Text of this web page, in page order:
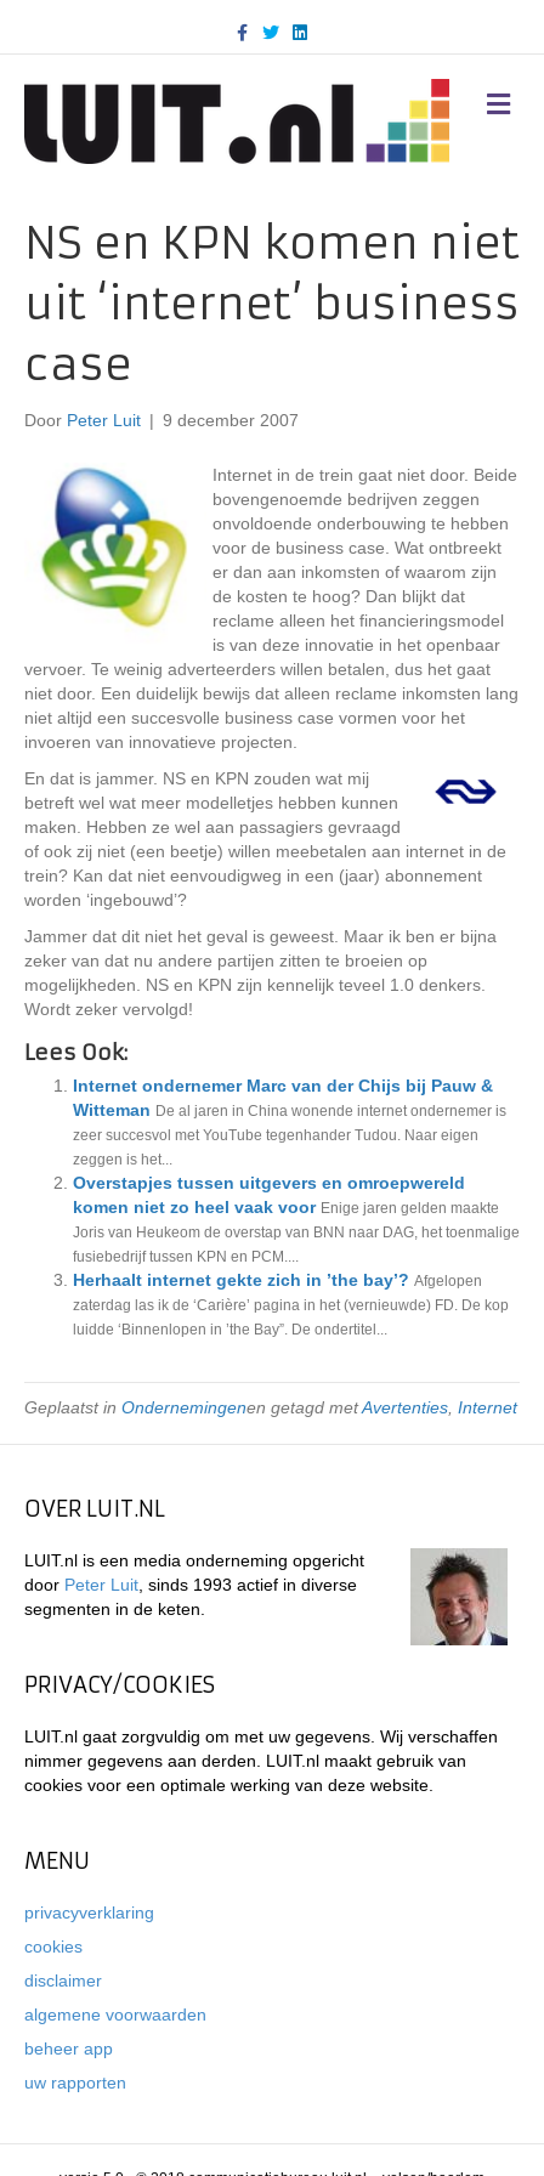
c
k
T
w
i
n
d
M
E
NS en KPN komen niet
uit ‘internet’ business
case
Door Peter Luit | 9 december 2007
Internet in de trein gaat niet door. Beide
bovengenoemde bedrijven zeggen
onvoldoende onderbouwing te hebben
voor de business case. Wat ontbreekt
er dan aan inkomsten of waarom zijn
de kosten te hoog? Dan blijkt dat
reclame alleen het financieringsmodel
is van deze innovatie in het openbaar
vervoer. Te weinig adverteerders willen betalen, dus het gaat
niet door. Een duidelijk bewijs dat alleen reclame inkomsten lang
niet altijd een succesvolle business case vormen voor het
invoeren van innovatieve projecten.
En dat is jammer. NS en KPN zouden wat mij
betreft wel wat meer modelletjes hebben kunnen
maken. Hebben ze wel aan passagiers gevraagd
of ook zij niet (een beetje) willen meebetalen aan internet in de
trein? Kan dat niet eenvoudigweg in een (jaar) abonnement
worden ‘ingebouwd’?
Jammer dat dit niet het geval is geweest. Maar ik ben er bijna
zeker van dat nu andere partijen zitten te broeien op
mogelijkheden. NS en KPN zijn kennelijk teveel 1.0 denkers.
Wordt zeker vervolgd!
Lees Ook:
Internet ondernemer Marc van der Chijs bij Pauw &
Witteman De al jaren in China wonende internet ondernemer is
zeer succesvol met YouTube tegenhander Tudou. Naar eigen
zeggen is het...
Overstapjes tussen uitgevers en omroepwereld
komen niet zo heel vaak voor Enige jaren gelden maakte
Joris van Heukeom de overstap van BNN naar DAG, het toenmalige
fusiebedrijf tussen KPN en PCM....
Herhaalt internet gekte zich in ’the bay’? Afgelopen
zaterdag las ik de ‘Carière’ pagina in het (vernieuwde) FD. De kop
luidde ‘Binnenlopen in ’the Bay”. De ondertitel...
Geplaatst in Ondernemingenen getagd metAvertenties Internet
OVER LUIT.NL
LUIT.nl is een media onderneming opgericht
door Peter Luit , sinds 1993 actief in diverse
segmenten in de keten.
PRIVACY/COOKIES
LUIT.nl gaat zorgvuldig om met uw gegevens. Wij verschaffen
nimmer gegevens aan derden. LUIT.nl maakt gebruik van
cookies voor een optimale werking van deze website.
MENU
privacyverklaring
cookies
disclaimer
algemene voorwaarden
beheer app
uw rapporten